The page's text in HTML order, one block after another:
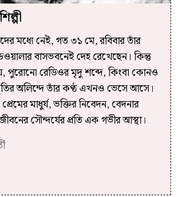
মধ্যে নেই, গত ৩১ মে, রবিবার তাঁর
বাসভবনেই দেহ রেখেছেন। কিন্তু
পুরোনো রেডিওর মৃদু শব্দে, কিংবা কোনও
অলিন্দে তাঁর কণ্ঠ এখনও ভেসে আসে।
মাধুর্য, ভক্তির নিবেদন, বেদনার
সৌন্দর্যের প্রতি এক গভীর আস্থা।